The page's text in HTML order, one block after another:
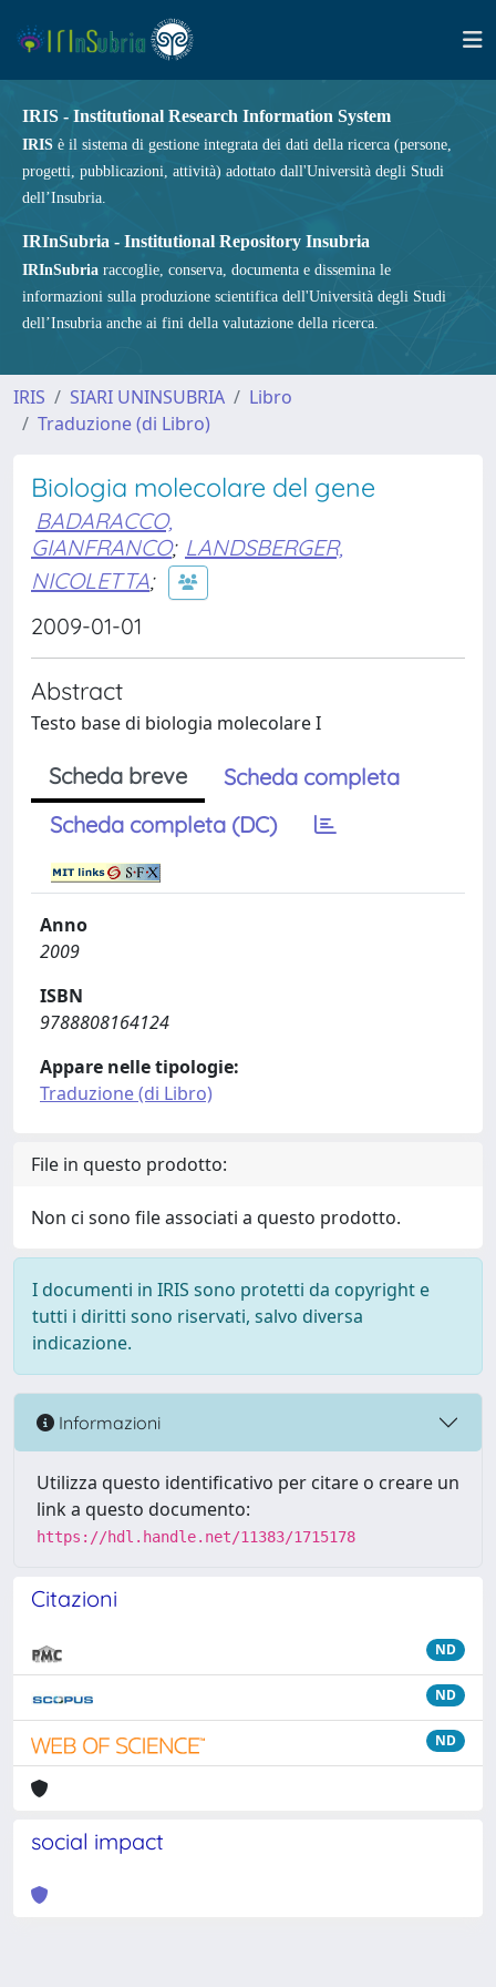
IRIS - Institutional Research Information System
IRIS è il sistema di gestione integrata dei dati della ricerca (persone,
progetti, pubblicazioni, attività) adottato dall'Università degli Studi
dell’Insubria.
IRInSubria - Institutional Repository Insubria
IRInSubria raccoglie, conserva, documenta e dissemina le
informazioni sulla produzione scientifica dell'Università degli Studi
dell’Insubria anche ai fini della valutazione della ricerca.
IRIS SIARI UNINSUBRIA
Libro
Traduzione (di Libro)
Biologia molecolare del gene
BADARACCO,
GIANFRANCO; LANDSBERGER,
NICOLETTA;
2009-01-01
Abstract
Testo base di biologia molecolare I
Scheda breve
Scheda completa
Scheda completa (DC)
Anno
2009
ISBN
9788808164124
Appare nelle tipologie:
Traduzione (di Libro)
File in questo prodotto:
Non ci sono file associati a questo prodotto.
I documenti in IRIS sono protetti da copyright e
tutti i diritti sono riservati, salvo diversa
indicazione.
Informazioni
Utilizza questo identificativo per citare o creare un
link a questo documento:
https://hdl.handle.net/11383/1715178
Citazioni
ND
ND
ND
social impact